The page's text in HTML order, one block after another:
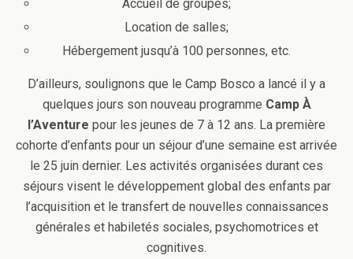
Accueil de groupes;
Location de salles;
Hébergement jusqu’à 100 personnes, etc.
D’ailleurs, soulignons que le Camp Bosco a lancé il y a
quelques jours son nouveau programme Camp À
l’Aventure pour les jeunes de 7 à 12 ans. La première
cohorte d’enfants pour un séjour d’une semaine est arrivée
le 25 juin dernier. Les activités organisées durant ces
séjours visent le développement global des enfants par
l’acquisition et le transfert de nouvelles connaissances
générales et habiletés sociales, psychomotrices et
cognitives.